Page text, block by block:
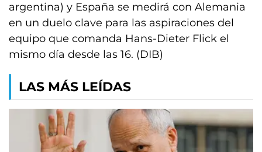
argentina) y España se medirá con Alemania
en un duelo clave para las aspiraciones del
equipo que comanda Hans-Dieter Flick el
mismo día desde las 16. (DIB)
LAS MÁS LEÍDAS